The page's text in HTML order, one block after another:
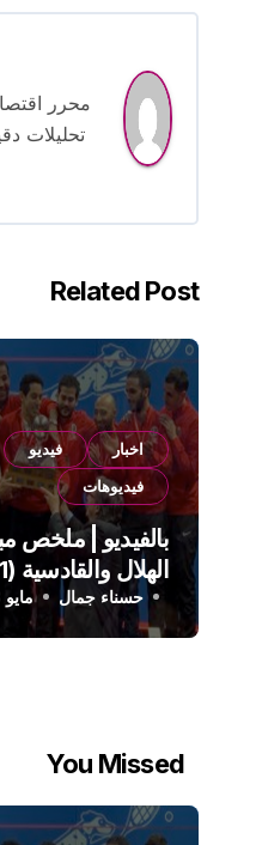
تحليلات
Related Post
اخبار
فيديو
فيديوهات
بالفيديو | ملخص
الدوري السعودي
حسناء جمال مايو 13, 2025
You Missed